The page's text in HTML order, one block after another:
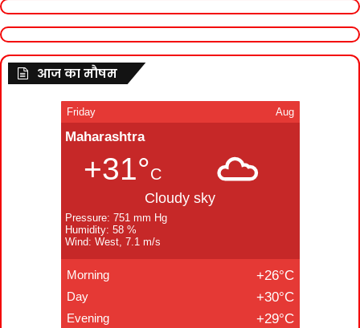
आज का मौषम
Friday Aug
Maharashtra
+31°C
Cloudy sky
Pressure: 751 mm Hg
Humidity: 58 %
Wind: West, 7.1 m/s
Morning +26°C
Day +30°C
Evening +29°C